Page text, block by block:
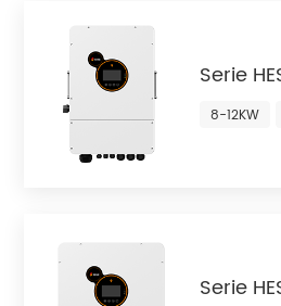
Serie
8-12KW
Serie